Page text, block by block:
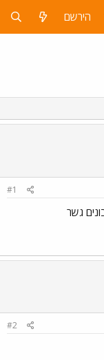
הירשם
#1
#2